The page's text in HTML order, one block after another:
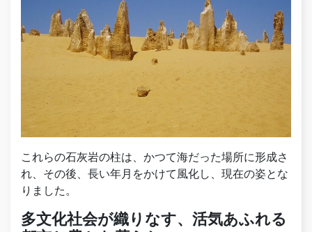
これらの石灰岩の柱は、かつて海だった場所に形成さ
れ、その後、長い年月をかけて風化し、現在の姿とな
りました。
多文化社会が織りなす、活気あふれる